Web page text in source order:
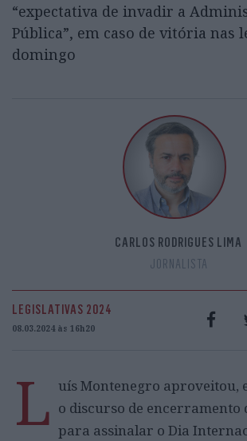
“expectativa de invadir a
Pública”, em caso de vitória nas
domingo
CARLOS RODRIGUES LIMA
JORNALISTA
LEGISLATIVAS 2024
08.03.2024 às 16h20
L uís Montenegro aproveitou,
o discurso de encerramento
para assinalar o Dia